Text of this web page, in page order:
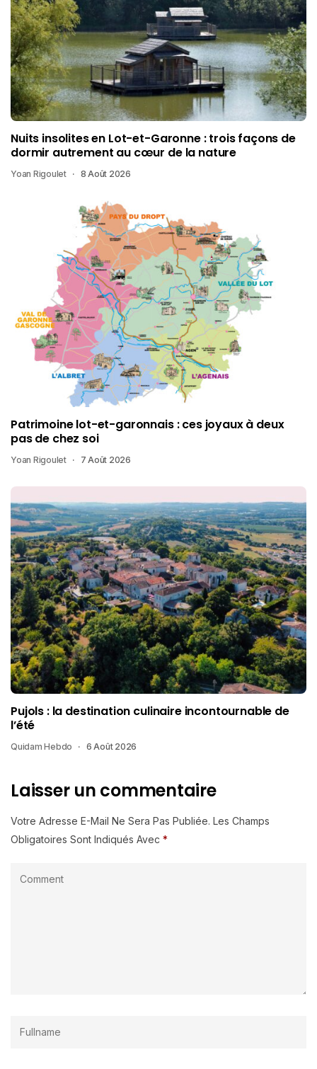
Nuits insolites en Lot-et-Garonne : trois façons de
dormir autrement au cœur de la nature
Yoan Rigoulet 8 Août 2026
Patrimoine lot-et-garonnais : ces joyaux à deux
pas de chez soi
Yoan Rigoulet 7 Août 2026
Pujols : la destination culinaire incontournable de
l’été
Quidam Hebdo 6 Août 2026
Laisser un commentaire
Votre Adresse E-Mail Ne Sera Pas Publiée. Les Champs
Obligatoires Sont Indiqués Avec *